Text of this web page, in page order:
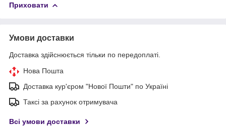
Приховати
Умови доставки
Доставка здійснюється тільки по передоплаті.
Нова Пошта
Доставка кур'єром "Нової Пошти" по Україні
Таксі за рахунок отримувача
Всі умови доставки